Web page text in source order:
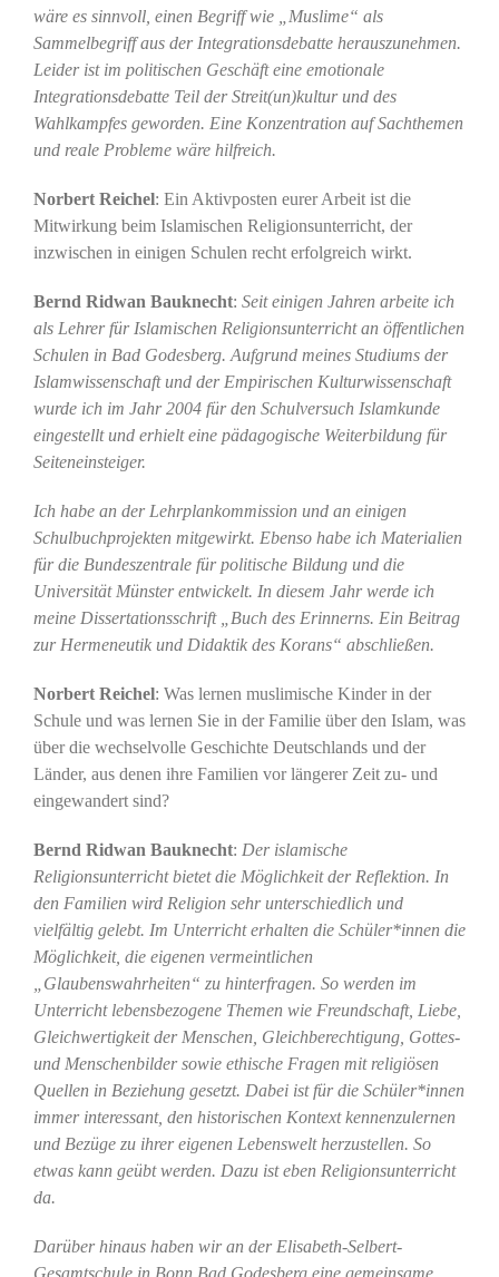
wäre es sinnvoll, einen Begriff wie „Muslime“ als
Sammelbegriff aus der Integrationsdebatte herauszunehmen.
Leider ist im politischen Geschäft eine emotionale
Integrationsdebatte Teil der Streit(un)kultur und des
Wahlkampfes geworden. Eine Konzentration auf Sachthemen
und reale Probleme wäre hilfreich.
Norbert Reichel: Ein Aktivposten eurer Arbeit ist die
Mitwirkung beim Islamischen Religionsunterricht, der
inzwischen in einigen Schulen recht erfolgreich wirkt.
Bernd Ridwan Bauknecht: Seit einigen Jahren arbeite ich
als Lehrer für Islamischen Religionsunterricht an öffentlichen
Schulen in Bad Godesberg. Aufgrund meines Studiums der
Islamwissenschaft und der Empirischen Kulturwissenschaft
wurde ich im Jahr 2004 für den Schulversuch Islamkunde
eingestellt und erhielt eine pädagogische Weiterbildung für
Seiteneinsteiger.
Ich habe an der Lehrplankommission und an einigen
Schulbuchprojekten mitgewirkt. Ebenso habe ich Materialien
für die Bundeszentrale für politische Bildung und die
Universität Münster entwickelt. In diesem Jahr werde ich
meine Dissertationsschrift „Buch des Erinnerns. Ein Beitrag
zur Hermeneutik und Didaktik des Korans“ abschließen.
Norbert Reichel: Was lernen muslimische Kinder in der
Schule und was lernen Sie in der Familie über den Islam, was
über die wechselvolle Geschichte Deutschlands und der
Länder, aus denen ihre Familien vor längerer Zeit zu- und
eingewandert sind?
Bernd Ridwan Bauknecht: Der islamische
Religionsunterricht bietet die Möglichkeit der Reflektion. In
den Familien wird Religion sehr unterschiedlich und
vielfältig gelebt. Im Unterricht erhalten die Schüler*innen die
Möglichkeit, die eigenen vermeintlichen
„Glaubenswahrheiten“ zu hinterfragen. So werden im
Unterricht lebensbezogene Themen wie Freundschaft, Liebe,
Gleichwertigkeit der Menschen, Gleichberechtigung, Gottes-
und Menschenbilder sowie ethische Fragen mit religiösen
Quellen in Beziehung gesetzt. Dabei ist für die Schüler*innen
immer interessant, den historischen Kontext kennenzulernen
und Bezüge zu ihrer eigenen Lebenswelt herzustellen. So
etwas kann geübt werden. Dazu ist eben Religionsunterricht
da.
Darüber hinaus haben wir an der Elisabeth-Selbert-
Gesamtschule in Bonn Bad Godesberg eine gemeinsame